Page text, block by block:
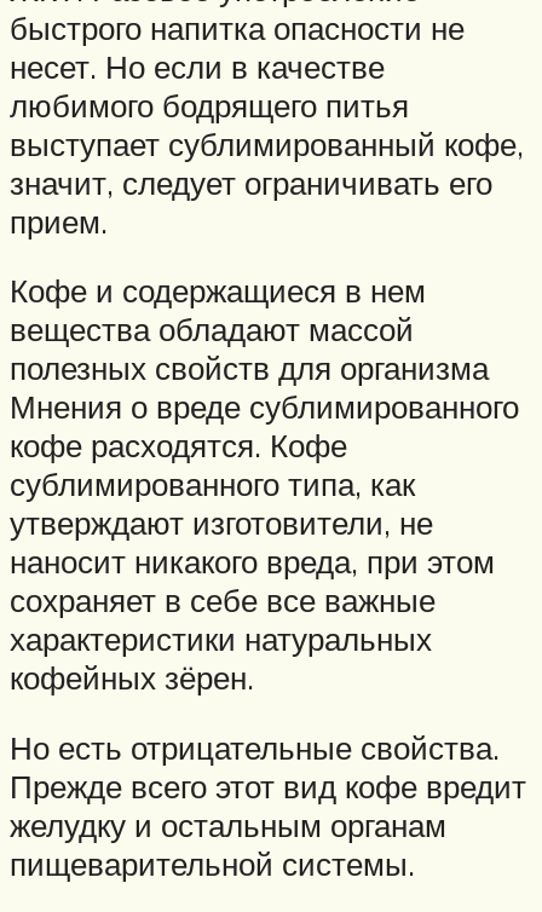
быстрого напитка опасности не
несет. Но если в качестве
любимого бодрящего питья
выступает сублимированный кофе,
значит, следует ограничивать его
прием.
Кофе и содержащиеся в нем
вещества обладают массой
полезных свойств для организма
Мнения о вреде сублимированного
кофе расходятся. Кофе
сублимированного типа, как
утверждают изготовители, не
наносит никакого вреда, при этом
сохраняет в себе все важные
характеристики натуральных
кофейных зёрен.
Но есть отрицательные свойства.
Прежде всего этот вид кофе вредит
желудку и остальным органам
пищеварительной системы.